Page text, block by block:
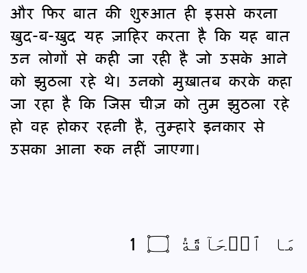
और फिर बात की शुरुआत ही इससे करना
ख़ुद-ब-ख़ुद यह ज़ाहिर करता है कि यह बात
उन लोगों से कही जा रही है जो उसके आने
को झुठला रहे थे। उनको मुख़ातब करके कहा
जा रहा है कि जिस चीज़ को तुम झुठला रहे
हो वह होकर रहनी है, तुम्हारे इनकार से
उसका आना रुक नहीं जाएगा।
مَا ٱلۡحَآقَّةُ ۝ 1